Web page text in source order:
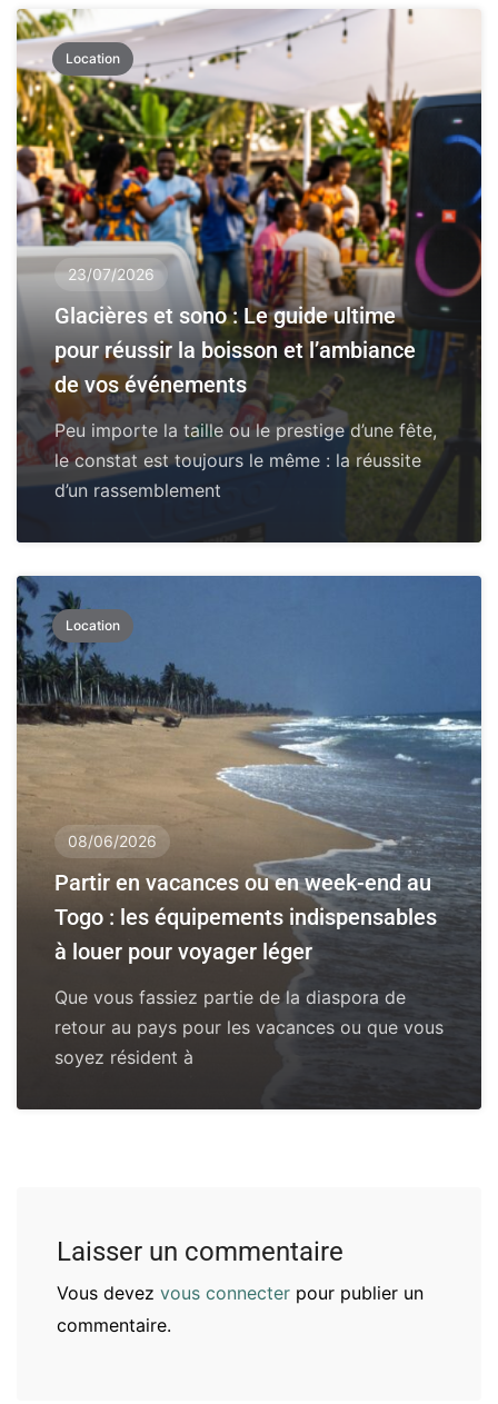
Location
23/07/2026
Glacières et sono : Le guide ultime
pour réussir la boisson et l’ambiance
de vos événements
Peu importe la taille ou le prestige d’une fête,
le constat est toujours le même : la réussite
d’un rassemblement
Location
08/06/2026
Partir en vacances ou en week-end au
Togo : les équipements indispensables
à louer pour voyager léger
Que vous fassiez partie de la diaspora de
retour au pays pour les vacances ou que vous
soyez résident à
Laisser un commentaire
Vous devez vous connecter pour publier un
commentaire.